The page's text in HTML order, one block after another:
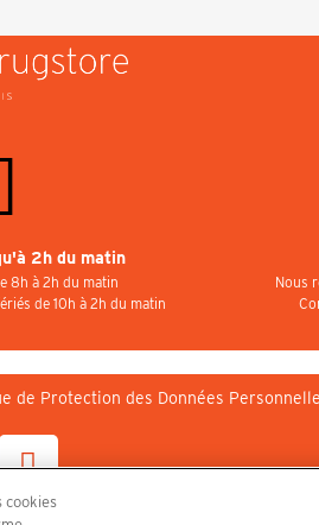
2h du matin
8h à 2h du matin
de 10h à 2h du matin
Nous
de Protection des Données
cookies